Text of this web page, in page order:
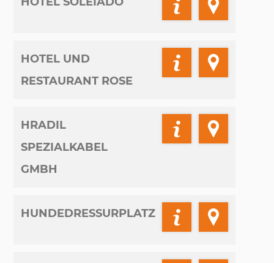
HOTEL UND
RESTAURANT ROSE
HRADIL
SPEZIALKABEL
GMBH
HUNDEDRESSURPLATZ